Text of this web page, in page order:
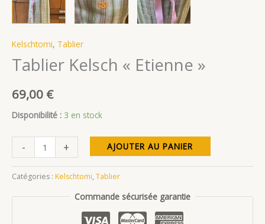
Kelschtomi, Tablier
Tablier Kelsch « Etienne »
69,00 €
Disponibilité : 3 en stock
-
de
Tablier
+ AJOUTER AU PANIER
Catégories : Kelschtomi, Tablier
Commande sécurisée garantie